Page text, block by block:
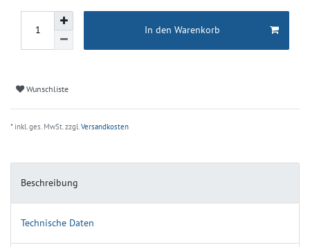
In den Warenkorb
Wunschliste
* inkl. ges. MwSt. zzgl. Versandkosten
Beschreibung
Technische Daten